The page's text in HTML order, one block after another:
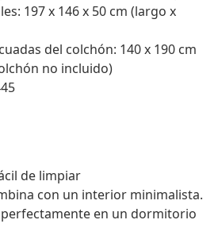
197 x 146 x 50 cm (largo x
del colchón: 140 x 190 cm
no incluido)
de limpiar
con un interior minimalista.
perfectamente en un dormitorio